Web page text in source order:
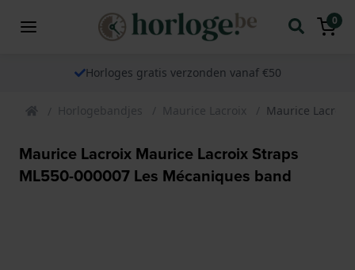
0
Horloges gratis verzonden vanaf €50
Horlogebandjes Maurice Lacroix Maurice Lacroix
Maurice Lacroix Maurice Lacroix Straps
ML550-000007 Les Mécaniques band